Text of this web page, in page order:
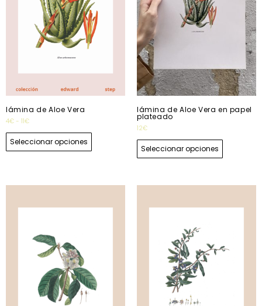
lámina de Aloe Vera
4€ - 11€
Seleccionar opciones
lámina de Aloe Vera en papel
plateado
12€
Seleccionar opciones